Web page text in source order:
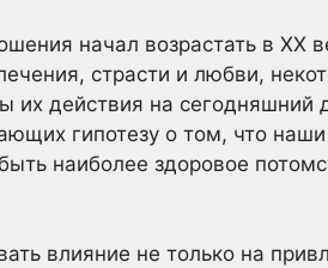
начал возрастать в XX
страсти и любви,
действия на сегодняшний
гипотезу о том, что наши
наиболее здоровое
влияние не только на